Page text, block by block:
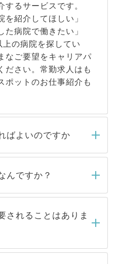
るサービスです。
を紹介してほしい」
た病院で働きたい」
上の病院を探してい
なご要望をキャリアパ
ださい。常勤求人はも
ポットのお仕事紹介も
ばよいのですか
たら、弊社担当者がご
その後メールもしくは
以内にはご連絡をせて
しばらくお待ちくださ
んですか？
取り扱っている求人の
サイトからご覧いただ
」です。非公開求人は
、一般には公開してい
されることはありま
ることは一切ありませ